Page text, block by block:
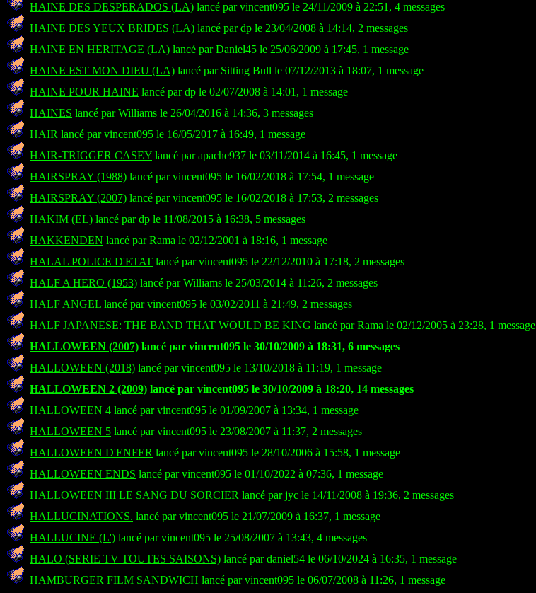
HAINE DES DESPERADOS (LA) lancé par vincent095 le 24/11/2009 à 22:51, 4 messages
HAINE DES YEUX BRIDES (LA) lancé par dp le 23/04/2008 à 14:14, 2 messages
HAINE EN HERITAGE (LA) lancé par Daniel45 le 25/06/2009 à 17:45, 1 message
HAINE EST MON DIEU (LA) lancé par Sitting Bull le 07/12/2013 à 18:07, 1 message
HAINE POUR HAINE lancé par dp le 02/07/2008 à 14:01, 1 message
HAINES lancé par Williams le 26/04/2016 à 14:36, 3 messages
HAIR lancé par vincent095 le 16/05/2017 à 16:49, 1 message
HAIR-TRIGGER CASEY lancé par apache937 le 03/11/2014 à 16:45, 1 message
HAIRSPRAY (1988) lancé par vincent095 le 16/02/2018 à 17:54, 1 message
HAIRSPRAY (2007) lancé par vincent095 le 16/02/2018 à 17:53, 2 messages
HAKIM (EL) lancé par dp le 11/08/2015 à 16:38, 5 messages
HAKKENDEN lancé par Rama le 02/12/2001 à 18:16, 1 message
HALAL POLICE D'ETAT lancé par vincent095 le 22/12/2010 à 17:18, 2 messages
HALF A HERO (1953) lancé par Williams le 25/03/2014 à 11:26, 2 messages
HALF ANGEL lancé par vincent095 le 03/02/2011 à 21:49, 2 messages
HALF JAPANESE: THE BAND THAT WOULD BE KING lancé par Rama le 02/12/2005 à 23:28, 1 message
HALLOWEEN (2007) lancé par vincent095 le 30/10/2009 à 18:31, 6 messages
HALLOWEEN (2018) lancé par vincent095 le 13/10/2018 à 11:19, 1 message
HALLOWEEN 2 (2009) lancé par vincent095 le 30/10/2009 à 18:20, 14 messages
HALLOWEEN 4 lancé par vincent095 le 01/09/2007 à 13:34, 1 message
HALLOWEEN 5 lancé par vincent095 le 23/08/2007 à 11:37, 2 messages
HALLOWEEN D'ENFER lancé par vincent095 le 28/10/2006 à 15:58, 1 message
HALLOWEEN ENDS lancé par vincent095 le 01/10/2022 à 07:36, 1 message
HALLOWEEN III LE SANG DU SORCIER lancé par jyc le 14/11/2008 à 19:36, 2 messages
HALLUCINATIONS. lancé par vincent095 le 21/07/2009 à 16:37, 1 message
HALLUCINE (L') lancé par vincent095 le 25/08/2007 à 13:43, 4 messages
HALO (SERIE TV TOUTES SAISONS) lancé par daniel54 le 06/10/2024 à 16:35, 1 message
HAMBURGER FILM SANDWICH lancé par vincent095 le 06/07/2008 à 11:26, 1 message